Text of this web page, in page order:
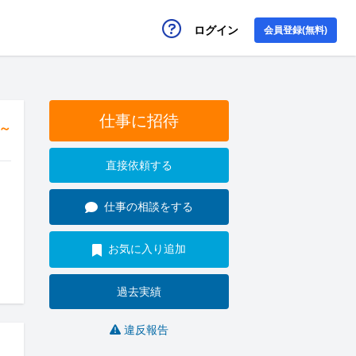
ログイン 会員登録(無料)
仕事に招待
直接依頼する
仕事の相談をする
お気に入り追加
過去実績
違反報告